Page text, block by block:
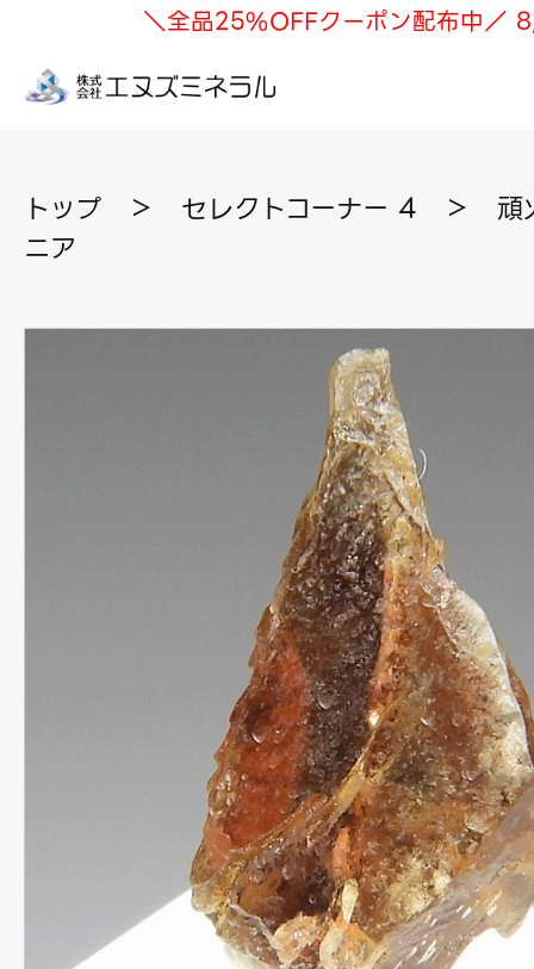
＼全品25%OFFクーポン配布中／
トップ ＞ セレクトコーナー 4 ＞
頑
ニア